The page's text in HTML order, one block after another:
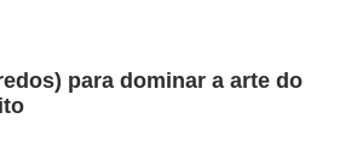
para dominar a arte do